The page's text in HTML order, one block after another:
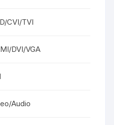
CVI/TVI
DVI/VGA
Audio